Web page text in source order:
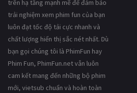
trên hạ tầng mạnh mẽ để đảm bảo
trải nghiệm xem phim fun của bạn
luôn đạt tốc độ tải cực nhanh và
chất lượng hiển thị sắc nét nhất. Dù
bạn gọi chúng tôi là PhimFun hay
Phim Fun, PhimFun.net vẫn luôn
cam kết mang đến những bộ phim
mới, vietsub chuẩn và hoàn toàn